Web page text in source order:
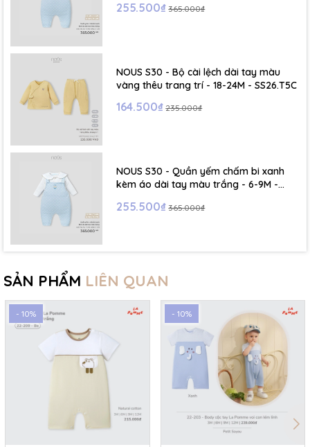
255.500₫ 365.000₫
NOUS S30 - Bộ cài lệch dài tay màu
vàng thêu trang trí - 18-24M - SS26.T5C
164.500₫ 235.000₫
NOUS S30 - Quần yếm chấm bi xanh
kèm áo dài tay màu trắng - 6-9M -
255.500₫ 365.000₫
SẢN PHẨM LIÊN QUAN
- 10% - 10%